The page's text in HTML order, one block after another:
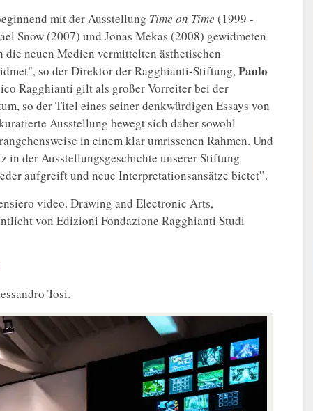
mit der Ausstellung Time on Time (1999 -
Snow (2007) und Jonas Mekas (2008) gewidmeten
neuen Medien vermittelten ästhetischen
so der Direktor der Ragghianti-Stiftung,Paolo
Ragghianti gilt als großer Vorreiter bei der
so der Titel eines seiner denkwürdigen Essays von
Ausstellung bewegt sich daher sowohl
in einem klar umrissenen Rahmen. Und
in der Ausstellungsgeschichte unserer Stiftung
aufgreift und neue Interpretationsansätze bietet”.
video. Drawing and Electronic Arts,
von Edizioni Fondazione Ragghianti Studi
Tosi.